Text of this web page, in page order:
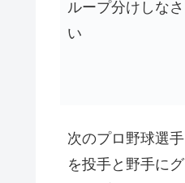
ループ分けしなさ
い
次のプロ野球選手
を投手と野手にグ